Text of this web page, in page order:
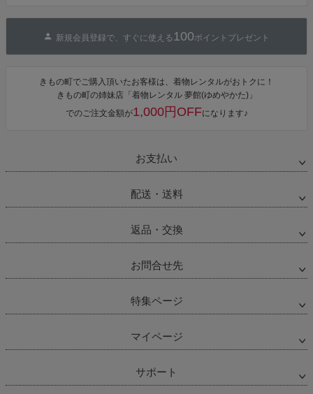
新規会員登録で、すぐに使える 100ポイントプレゼント
きもの町でご購入頂いたお客様は、着物レンタルがおトクに！
きもの町の姉妹店「着物レンタル 夢館(ゆめやかた)」
でのご注文金額が1,000円OFFになります♪
お支払い
配送・送料
返品・交換
お問合せ先
特集ページ
マイページ
サポート